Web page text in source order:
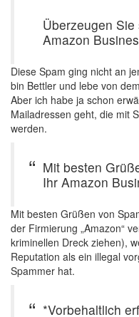
Überzeugen
Amazon
Diese Spam ging nicht an
bin Bettler und lebe von
Aber ich habe ja schon
Mailadressen geht, die mit
werden.
Mit besten
Ihr Amazon
Mit besten Grüßen von
der Firmierung „Amazon“
kriminellen Dreck ziehen),
Reputation als ein illegal
Spammer hat.
*Vorbehaltlich